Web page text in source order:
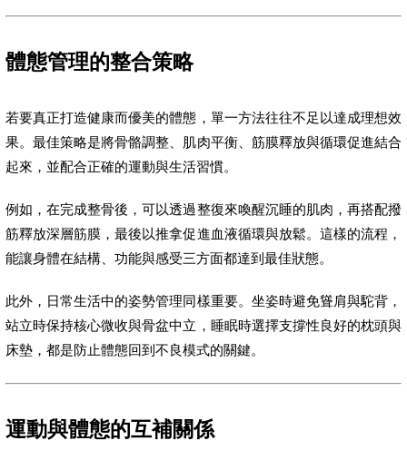
體態管理的整合策略
若要真正打造健康而優美的體態，單一方法往往不足以達成理想效
果。最佳策略是將骨骼調整、肌肉平衡、筋膜釋放與循環促進結合
起來，並配合正確的運動與生活習慣。
例如，在完成整骨後，可以透過整復來喚醒沉睡的肌肉，再搭配撥
筋釋放深層筋膜，最後以推拿促進血液循環與放鬆。這樣的流程，
能讓身體在結構、功能與感受三方面都達到最佳狀態。
此外，日常生活中的姿勢管理同樣重要。坐姿時避免聳肩與駝背，
站立時保持核心微收與骨盆中立，睡眠時選擇支撐性良好的枕頭與
床墊，都是防止體態回到不良模式的關鍵。
運動與體態的互補關係